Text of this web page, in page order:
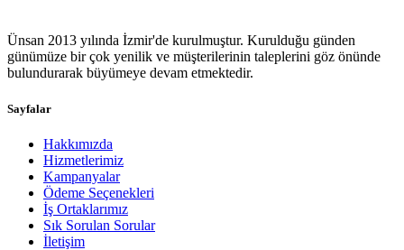
Ünsan 2013 yılında İzmir'de kurulmuştur. Kurulduğu günden
günümüze bir çok yenilik ve müşterilerinin taleplerini göz önünde
bulundurarak büyümeye devam etmektedir.
Sayfalar
Hakkımızda
Hizmetlerimiz
Kampanyalar
Ödeme Seçenekleri
İş Ortaklarımız
Sık Sorulan Sorular
İletişim